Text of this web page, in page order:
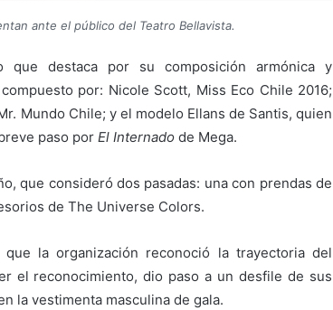
ante el público del Teatro Bellavista.
destaca por su composición armónica y
por: Nicole Scott, Miss Eco Chile 2016;
Mundo Chile; y el modelo Ellans de Santis, quien
paso por El Internado de Mega.
que consideró dos pasadas: una con prendas de
de The Universe Colors.
la organización reconoció la trayectoria del
el reconocimiento, dio paso a un desfile de sus
la vestimenta masculina de gala.